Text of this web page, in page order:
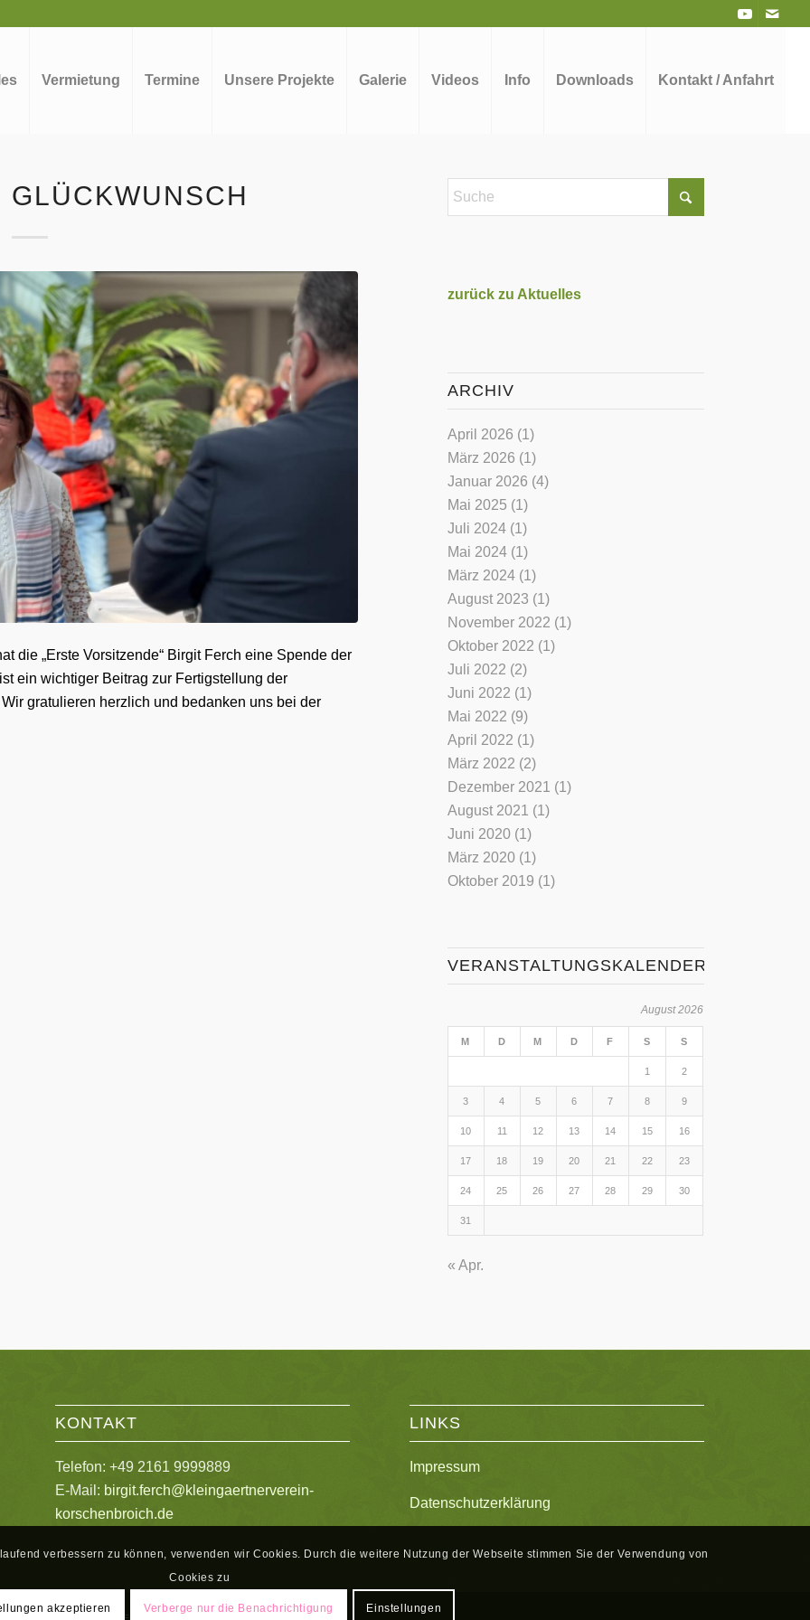
Vermietung Termine Unsere Projekte Galerie Videos Info Downloads Kontakt / Anfahrt
die „Erste Vorsitzende“ Birgit Ferch eine Spende der
ein wichtiger Beitrag zur Fertigstellung der
gratulieren herzlich und bedanken uns bei der
zurück zu Aktuelles
ARCHIV
April 2026 (1)
März 2026 (1)
Januar 2026 (4)
Mai 2025 (1)
Juli 2024(1)
Mai 2024(1)
März 2024(1)
August 2023 (1)
November 2022 (1)
Oktober 2022 (1)
Juli 2022 (2)
Juni 2022 (1)
Mai 2022 (9)
April 2022 (1)
März 2022 (2)
Dezember 2021 (1)
August 2021 (1)
Juni 2020(1)
März 2020(1)
Oktober 2019 (1)
VERANSTALTUNGSKALENDER
August 2026
M D M D F S S
1 2
3 4 5 6 7 8 9
10 11 12 13 14 15 16
17 18 19 20 21 22 23
24 25 26 27 28 29 30
31
« Apr.
KONTAKT
Telefon: +49 2161 9999889
E-Mail: birgit.ferch@kleingaertnerverein-
korschenbroich.de
LINKS
Impressum
Datenschutzerklärung
verbessern zu können, verwenden wir Cookies. Durch die weitere Nutzung der Webseite stimmen Sie der Verwendung von
Cookies zu
akzeptieren Verberge nur die Benachrichtigung Einstellungen